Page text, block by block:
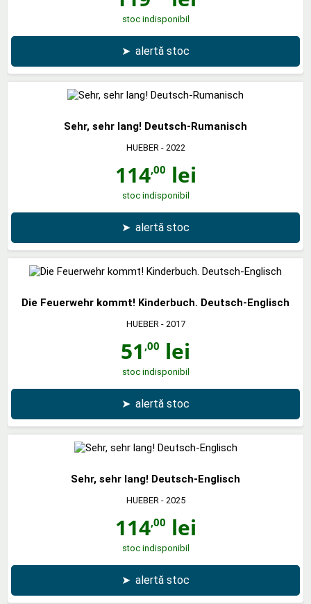
stoc indisponibil
➤ alertă stoc
Sehr, sehr lang! Deutsch-Rumanisch
HUEBER - 2022
114,00 lei
stoc indisponibil
➤ alertă stoc
Die Feuerwehr kommt! Kinderbuch. Deutsch-Englisch
HUEBER - 2017
51 ,00 lei
stoc indisponibil
➤ alertă stoc
Sehr, sehr lang! Deutsch-Englisch
HUEBER - 2025
114,00 lei
stoc indisponibil
➤ alertă stoc